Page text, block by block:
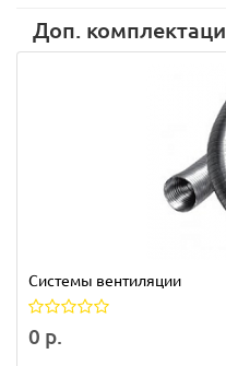
Доп.
Системы вентиляции
0 р.